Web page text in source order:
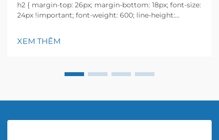
h2 { margin-top: 26px; margin-bottom: 18px; font-size:
24px !important; font-weight: 600; line-height:
font-size: 20px !important; font-weight: 600; line-
height: ...}
XEM THÊM